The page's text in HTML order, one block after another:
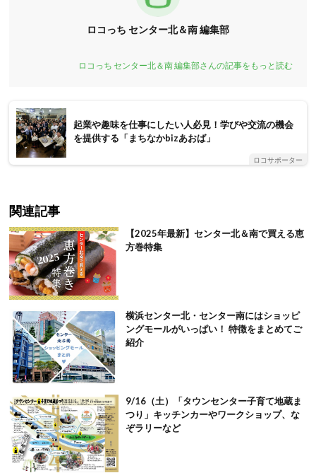
ロコっち センター北＆南 編集部
ロコっち センター北＆南 編集部さんの記事をもっと読む
起業や趣味を仕事にしたい人必見！学びや交流の機会
を提供する「まちなかbizあおば」
ロコサポーター
関連記事
【2025年最新】センター北＆南で買える恵
方巻特集
横浜センター北・センター南にはショッピ
ングモールがいっぱい！ 特徴をまとめてご
紹介
9/16（土）「タウンセンター子育て地蔵ま
つり」キッチンカーやワークショップ、な
ぞラリーなど